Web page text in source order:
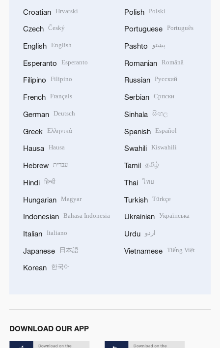
Croatian Hrvatski
Czech Český
English English
Esperanto Esperanto
Filipino Filipino
French Français
German Deutsch
Greek Ελληνικά
Hausa Hausa
Hebrew עברית
Hindi हिन्दी
Hungarian Magyar
Indonesian Bahasa Indonesia
Italian Italiano
Japanese 日本語
Korean 한국어
Polish Polski
Portuguese Português
Pashto پښتو
Romanian Română
Russian Русский
Serbian Српски
Sinhala සිංහල
Spanish Español
Swahili Kiswahili
Tamil தமிழ்
Thai ไทย
Turkish Türkçe
Ukrainian Українська
Urdu اردو
Vietnamese Tiếng Việt
DOWNLOAD OUR APP